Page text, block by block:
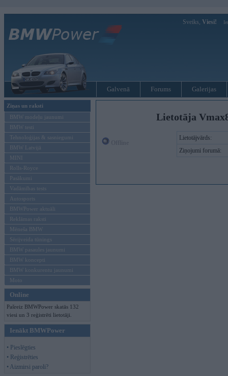
Sveiks, Viesi!
Galvenā Forums Galerijas
Ziņas un raksti
BMW modeļu jaunumi
BMW testi
Tehnoloģijas & sasniegumi
BMW Latvijā
MINI
Rolls-Royce
Pasākumi
Vadāmības tests
Autosports
BMWPower aktuāli
Reklāmas raksti
Mēneša BMW
Sērijveida tūnings
BMW pasaules jaunumi
BMW koncepti
BMW konkurentu jaunumi
Moto
Online
Pašreiz BMWPower skatās 132
viesi un 3 reģistrēti lietotāji.
Ienākt BMWPower
• Pieslēgties
• Reģistrēties
• Aizmirsi paroli?
Lietotāja
Lietotājvārds:
Ziņojumi forumā: